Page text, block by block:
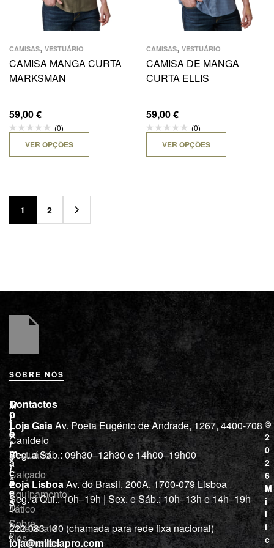
CAMISAS, VESTUÁRIO
CAMISA MANGA CURTA
MARKSMAN
59,00€
(0)
VER OPÇÕES
CAMISAS, VESTUÁRIO
CAMISA DE MANGA
CURTA ELLIS
59,00€
(0)
VER OPÇÕES
1 2
SOBRE NÓS
M
i
l
í
c
i
a
“
D
e
p
L
o
j
a
Vestuário
Calçado
Equipamento
Tático
Cutelaria e
ferramentas
I
n
f
o
r
m
a
ç
õ
e
s
Sobre
Nós
Contactos
Loja GaiaAv. Poeta Eugénio de Andrade, 1267, 4400-708
Canidelo
Seg. a Sáb.: 09h30–12h30 e 14h00–19h00
Loja LisboaAv. do Brasil, 200A, 1700-079 Lisboa
Seg. a Qui.: 10h–19h | Sex. e Sáb.: 10h–13h e 14h–19h
222 083 130 (chamada para rede fixa nacional)
loja@miliciapro.com
©
2
0
2
6
M
i
l
í
c